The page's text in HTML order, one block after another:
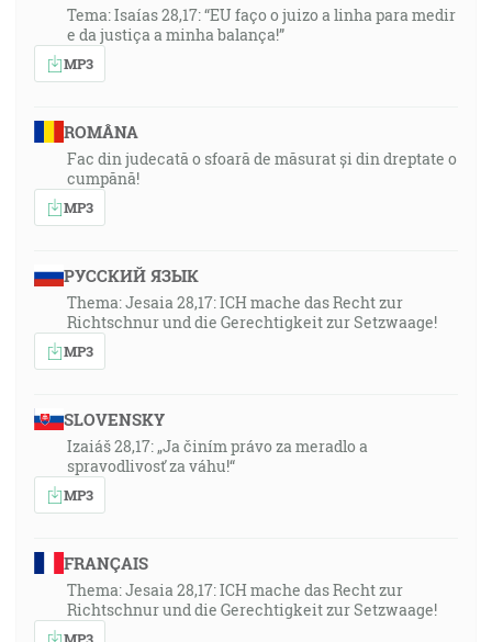
Tema: Isaías 28,17: “EU faço o juizo a linha para medir
e da justiça a minha balança!”
MP3
ROMÂNA
Fac din judecată o sfoară de măsurat și din dreptate o
cumpănă!
MP3
РУССКИЙ ЯЗЫК
Thema: Jesaia 28,17: ICH mache das Recht zur
Richtschnur und die Gerechtigkeit zur Setzwaage!
MP3
SLOVENSKY
Izaiáš 28,17: „Ja činím právo za meradlo a
spravodlivosť za váhu!“
MP3
FRANÇAIS
Thema: Jesaia 28,17: ICH mache das Recht zur
Richtschnur und die Gerechtigkeit zur Setzwaage!